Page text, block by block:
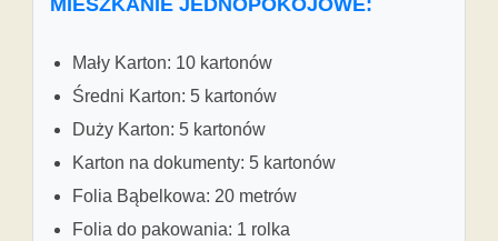
Mały Karton: 10 kartonów
Średni Karton: 5 kartonów
Duży Karton: 5 kartonów
Karton na dokumenty: 5 kartonów
Folia Bąbelkowa: 20 metrów
Folia do pakowania: 1 rolka